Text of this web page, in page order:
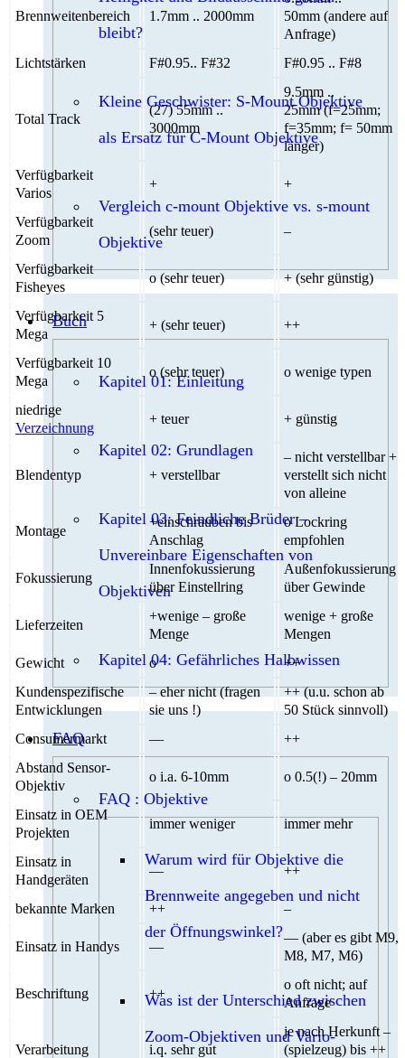
bleibt?
Kleine Geschwister: S-Mount Objektive
als Ersatz für C-Mount Objektive
Vergleich c-mount Objektive vs. s-mount
Objektive
Buch
Kapitel 01: Einleitung
Kapitel 02: Grundlagen
Kapitel 03: Feindliche Brüder –
Unvereinbare Eigenschaften von
Objektiven
Kapitel 04: Gefährliches Halbwissen
FAQ
FAQ : Objektive
Warum wird für Objektive die
Brennweite angegeben und nicht
der Öffnungswinkel?
Was ist der Unterschied zwischen
Zoom-Objektiven und Vario-
Brennweitenbereich 1.7mm .. 2000mm
50mm (andere auf
Anfrage)
Lichtstärken
F#0.95.. F#32 F#0.95 .. F#8
Total Track
(27) 55mm ..
3000mm
9.5mm ..
25mm (f=25mm;
f=35mm; f= 50mm
länger)
Verfügbarkeit
Varios
+ +
Verfügbarkeit
Zoom
(sehr teuer) –
Verfügbarkeit
Fisheyes
o (sehr teuer) + (sehr günstig)
Verfügbarkeit 5
Mega
+ (sehr teuer) ++
Verfügbarkeit 10
Mega
o (sehr teuer) o wenige typen
niedrige
Verzeichnung
+ teuer + günstig
Blendentyp + verstellbar
– nicht verstellbar +
verstellt sich nicht
von alleine
Montage
+einschrauben bis
Anschlag
o Lockring
empfohlen
Fokussierung
Innenfokussierung
über Einstellring
Außenfokussierung
über Gewinde
Lieferzeiten
+wenige – große
Menge
wenige + große
Mengen
Gewicht
o
++
Kundenspezifische
Entwicklungen
– eher nicht (fragen
sie uns !)
++ (u.u. schon ab
50 Stück sinnvoll)
Consumermarkt
—
++
Abstand Sensor-
Objektiv
o i.a. 6-10mm o 0.5(!) – 20mm
Einsatz in OEM
Projekten
immer weniger immer mehr
Einsatz in
Handgeräten
— ++
bekannte Marken ++ –
Einsatz in Handys —
— (aber es gibt M9,
M8, M7, M6)
Beschriftung ++
o oft nicht; auf
Anfrage
Verarbeitung i.q. sehr gut
je nach Herkunft –
(spielzeug) bis ++